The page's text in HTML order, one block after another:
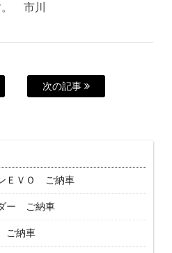
。 市川
次の記事
ＥＶＯ ご納車
ー ご納車
ご納車